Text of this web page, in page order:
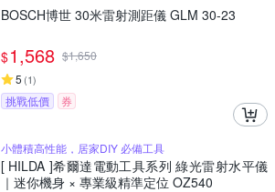
BOSCH博世 30米雷射測距儀 GLM 30-23
$1,568 $1,650
5 (1)
挑戰低價 券
小體積高性能，居家DIY 必備工具
[ HILDA ]希爾達電動工具系列 綠光雷射水平儀
｜迷你機身 × 專業級精準定位 OZ540